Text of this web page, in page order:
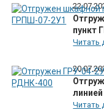
пункт
Читать
Читать